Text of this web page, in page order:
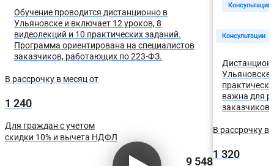
Обучение проводится дистанционно в
Ульяновске и включает 12 уроков, 8
видеолекций и 10 практических заданий.
Программа ориентирована на специалистов
заказчиков, работающих по 223-ФЗ.
В рассрочку в месяц от
1 240
Для граждан с учетом
скидки 10% и вычета НДФЛ
9 548
Консультации
Консультации
Ульяновске
важна для
В рассрочку в
1 320